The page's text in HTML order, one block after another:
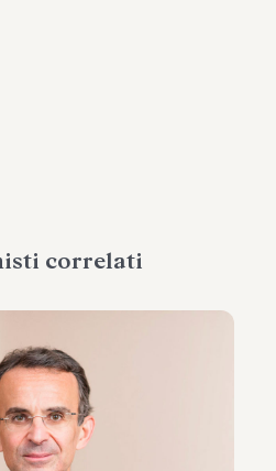
correlati